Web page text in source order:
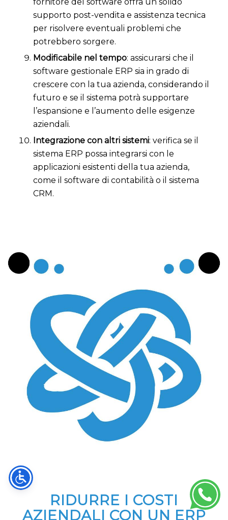
fornitore del software offra un solido
supporto post-vendita e assistenza tecnica
per risolvere eventuali problemi che
potrebbero sorgere.
Modificabile nel tempo: assicurarsi che il
software gestionale ERP sia in grado di
crescere con la tua azienda, considerando il
futuro e se il sistema potrà supportare
l’espansione e l’aumento delle esigenze
aziendali.
Integrazione con altri sistemi: verifica se il
sistema ERP possa integrarsi con le
applicazioni esistenti della tua azienda,
come il software di contabilità o il sistema
CRM.
RIDURRE I COSTI
AZIENDALI CON UN ERP